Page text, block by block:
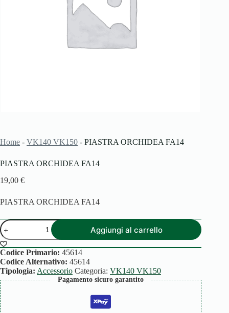
Home - VK140 VK150 - PIASTRA ORCHIDEA FA14
PIASTRA ORCHIDEA FA14
19,00 €
PIASTRA ORCHIDEA FA14
PIASTRA
ORCHIDEA
FA14
quantità
Aggiungi al carrello
Codice Primario: 45614
Codice Alternativo: 45614
Tipologia: Accessorio Categoria: VK140 VK150
Pagamento sicuro garantito